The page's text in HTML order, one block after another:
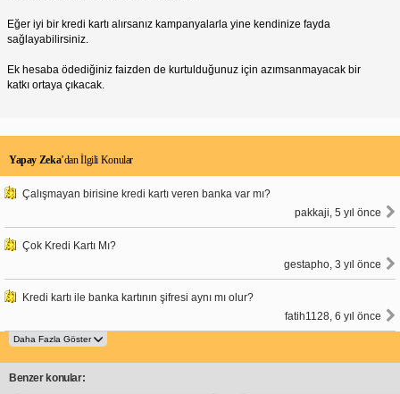
Eğer iyi bir kredi kartı alırsanız kampanyalarla yine kendinize fayda
sağlayabilirsiniz.
Ek hesaba ödediğiniz faizden de kurtulduğunuz için azımsanmayacak bir
katkı ortaya çıkacak.
Yapay Zeka’dan İlgili Konular
Çalışmayan birisine kredi kartı veren banka var mı?
pakkaji, 5 yıl önce
Çok Kredi Kartı Mı?
gestapho, 3 yıl önce
Kredi kartı ile banka kartının şifresi aynı mı olur?
fatih1128, 6 yıl önce
Benzer konular: